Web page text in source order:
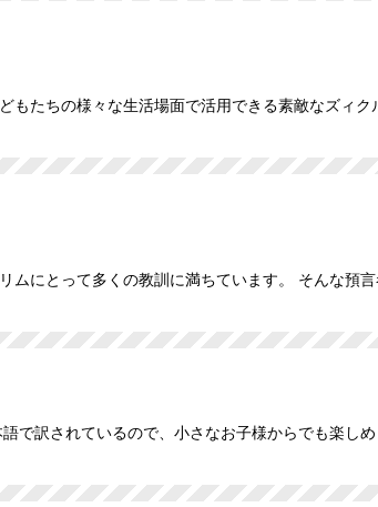
たちの様々な生活場面で活用できる素敵なズィク
にとって多くの教訓に満ちています。 そんな預言
訳されているので、小さなお子様からでも楽し